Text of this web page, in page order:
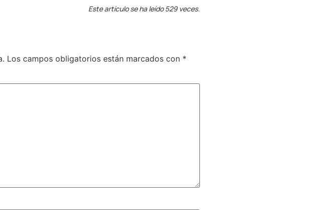
Este artículo se ha leído 529 veces.
Los campos obligatorios están marcados con *